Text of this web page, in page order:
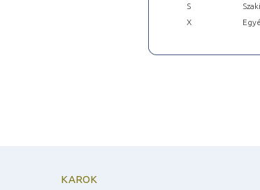
S
X
KAROK